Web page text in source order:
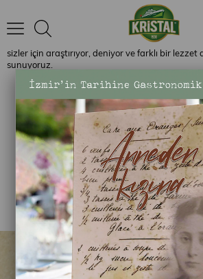
Eşsiz ve zengin bir coğrafya üzerinde kurulu
kültürlerinin yarattığı çok sayıda yöresel ürün ve
bulunuyor.
olarak
sizler için araştırıyor, deniyor ve farklı bir
sunuyoruz.
E-BÜLTEN
Güncel yeniliklerimizden ve